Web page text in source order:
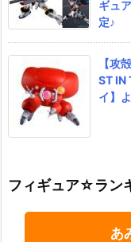
ギュ
定♪
【攻
ST IN
イ】
フィギュア☆ラン
あ